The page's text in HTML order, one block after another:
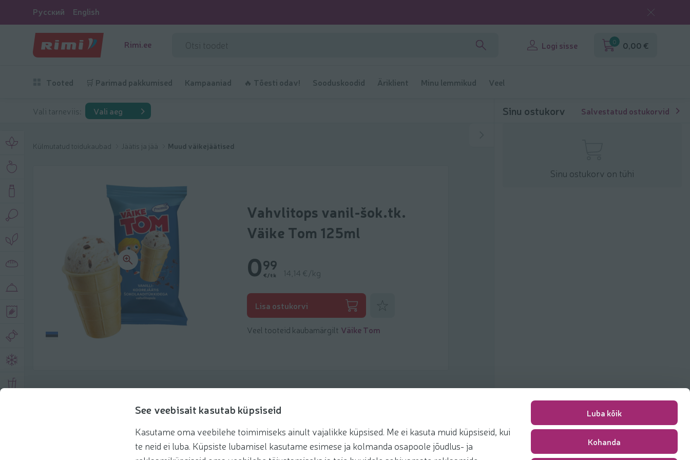
See veebisait kasutab küpsiseid
Kasutame oma veebilehe toimimiseks ainult vajalikke küpsised. Me ei kasuta muid küpsiseid, kui
te neid ei luba. Küpsiste lubamisel kasutame esimese ja kolmanda osapoole jõudlus- ja
Luba kõik
Kohanda
Русский English
Rimi.ee Logi sisse 0 0,00 €
Tooted 🛒 Parimad pakkumised Kampaaniad 🔥 Tõesti odav! Sooduskoodid Äriklient Minu lemmikud Veel
Vali tarneviis: Vali aeg
Külmutatud toidukaubad Jäätis ja jää Muud väikejäätised
Vahvlitops vanil-šok.tk.
Väike Tom 125ml
099
€/tk 14,14 €/kg
Lisa ostukorvi
Veel tooteid kaubamärgilt Väike Tom
Soovitatud tooted Kasuta retseptis
Sinu ostukorv Salvestatud ostukorvid
Sinu ostukorv on tühi